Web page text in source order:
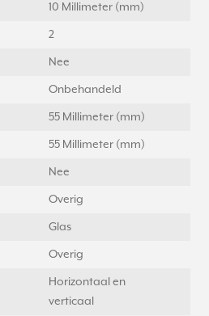
10 Millimeter (mm)
2
Nee
Onbehandeld
55 Millimeter (mm)
55 Millimeter (mm)
Nee
Overig
Glas
Overig
Horizontaal en
verticaal